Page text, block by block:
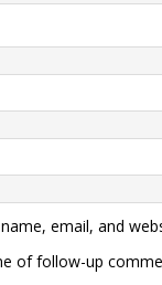
email, and
of follow-up